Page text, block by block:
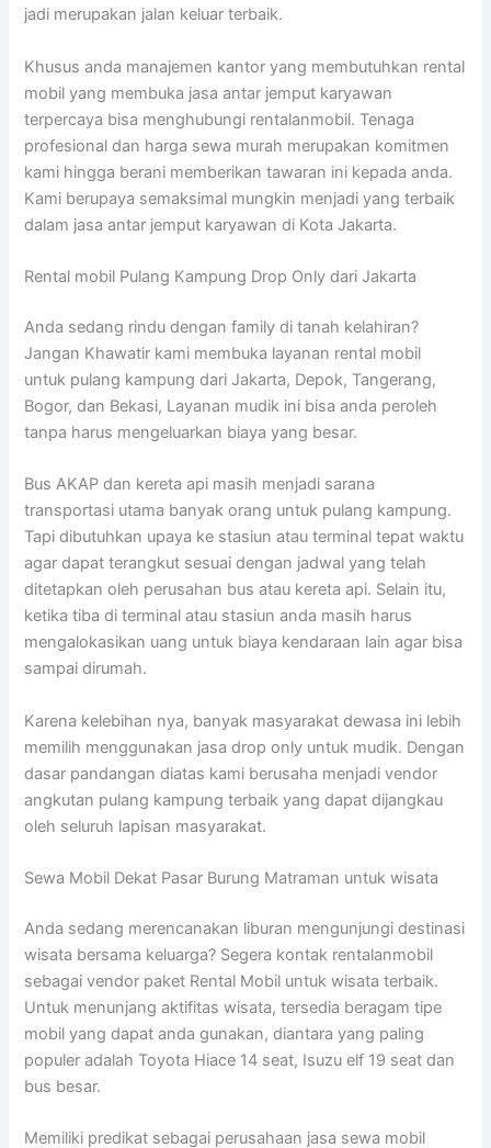
jadi merupakan jalan keluar terbaik.
Khusus anda manajemen kantor yang membutuhkan rental
mobil yang membuka jasa antar jemput karyawan
terpercaya bisa menghubungi rentalanmobil. Tenaga
profesional dan harga sewa murah merupakan komitmen
kami hingga berani memberikan tawaran ini kepada anda.
Kami berupaya semaksimal mungkin menjadi yang terbaik
dalam jasa antar jemput karyawan di Kota Jakarta.
Rental mobil Pulang Kampung Drop Only dari Jakarta
Anda sedang rindu dengan family di tanah kelahiran?
Jangan Khawatir kami membuka layanan rental mobil
untuk pulang kampung dari Jakarta, Depok, Tangerang,
Bogor, dan Bekasi, Layanan mudik ini bisa anda peroleh
tanpa harus mengeluarkan biaya yang besar.
Bus AKAP dan kereta api masih menjadi sarana
transportasi utama banyak orang untuk pulang kampung.
Tapi dibutuhkan upaya ke stasiun atau terminal tepat waktu
agar dapat terangkut sesuai dengan jadwal yang telah
ditetapkan oleh perusahan bus atau kereta api. Selain itu,
ketika tiba di terminal atau stasiun anda masih harus
mengalokasikan uang untuk biaya kendaraan lain agar bisa
sampai dirumah.
Karena kelebihan nya, banyak masyarakat dewasa ini lebih
memilih menggunakan jasa drop only untuk mudik. Dengan
dasar pandangan diatas kami berusaha menjadi vendor
angkutan pulang kampung terbaik yang dapat dijangkau
oleh seluruh lapisan masyarakat.
Sewa Mobil Dekat Pasar Burung Matraman untuk wisata
Anda sedang merencanakan liburan mengunjungi destinasi
wisata bersama keluarga? Segera kontak rentalanmobil
sebagai vendor paket Rental Mobil untuk wisata terbaik.
Untuk menunjang aktifitas wisata, tersedia beragam tipe
mobil yang dapat anda gunakan, diantara yang paling
populer adalah Toyota Hiace 14 seat, Isuzu elf 19 seat dan
bus besar.
Memiliki predikat sebagai perusahaan jasa sewa mobil